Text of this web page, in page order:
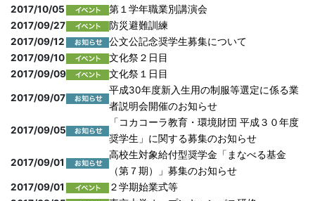
2017/10/05
第１学年職業別講演会
2017/09/27
防災避難訓練
2017/09/12
公文公記念奨学生募集について
2017/09/10
文化祭２日目
2017/09/09
文化祭１日目
2017/09/07
平成30年度新入生用の制服等選定に係る業
者説明会開催のお知らせ
2017/09/05
「コカコーラ教育・環境財団 平成３０年度
奨学生」に関する募集のお知らせ
2017/09/01
高校生対象給付型奨学金「まなべる基金
（第７期）」募集のお知らせ
2017/09/01
２学期始業式等